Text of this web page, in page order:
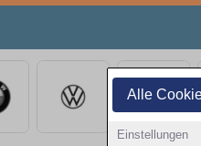
Alle
Einstellungen